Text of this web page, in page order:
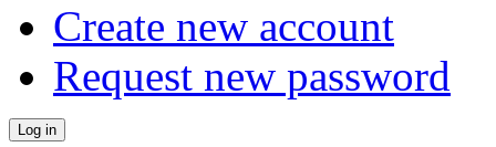
Create new account
Request new password